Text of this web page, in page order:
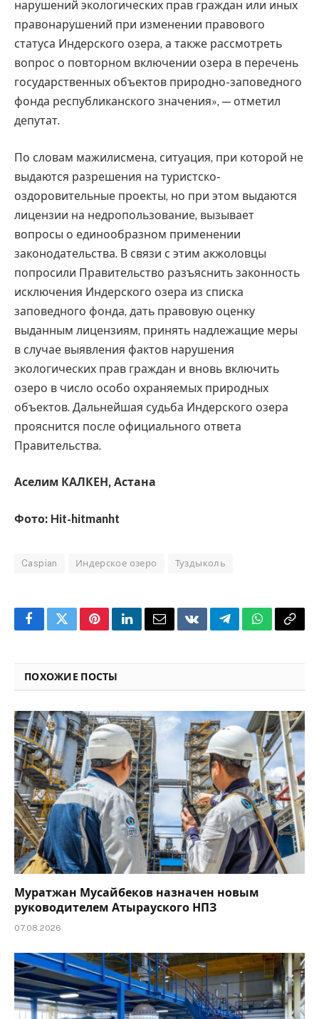
нарушений экологических прав граждан или иных
правонарушений при изменении правового
статуса Индерского озера, а также рассмотреть
вопрос о повторном включении озера в перечень
государственных объектов природно-заповедного
фонда республиканского значения», — отметил
депутат.
По словам мажилисмена, ситуация, при которой не
выдаются разрешения на туристско-
оздоровительные проекты, но при этом выдаются
лицензии на недропользование, вызывает
вопросы о единообразном применении
законодательства. В связи с этим акжоловцы
попросили Правительство разъяснить законность
исключения Индерского озера из списка
заповедного фонда, дать правовую оценку
выданным лицензиям, принять надлежащие меры
в случае выявления фактов нарушения
экологических прав граждан и вновь включить
озеро в число особо охраняемых природных
объектов. Дальнейшая судьба Индерского озера
прояснится после официального ответа
Правительства.
Аселим КАЛКЕН, Астана
Фото: Hit-hitmanht
Caspian Индерское озеро Туздыколь
FacebookTwitterPinterestLinkedInEmailVKontakteTelegramWhatsApp
Copy
ПОХОЖИЕ ПОСТЫ
Муратжан Мусайбеков назначен новым
руководителем Атырауского НПЗ
07.08.2026